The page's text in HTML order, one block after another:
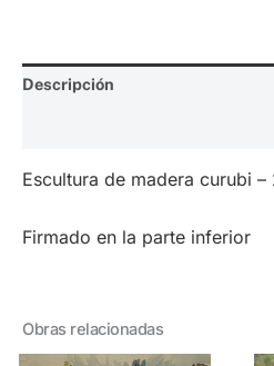
Descripción
Escultura de madera curubi
Firmado en la parte inferior
Obras relacionadas